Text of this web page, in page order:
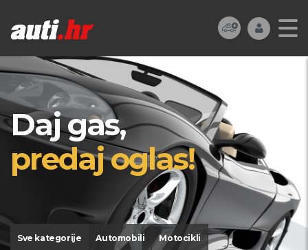
Daj gas,
predaj oglas!
Sve kategorije Automobili Motocikli